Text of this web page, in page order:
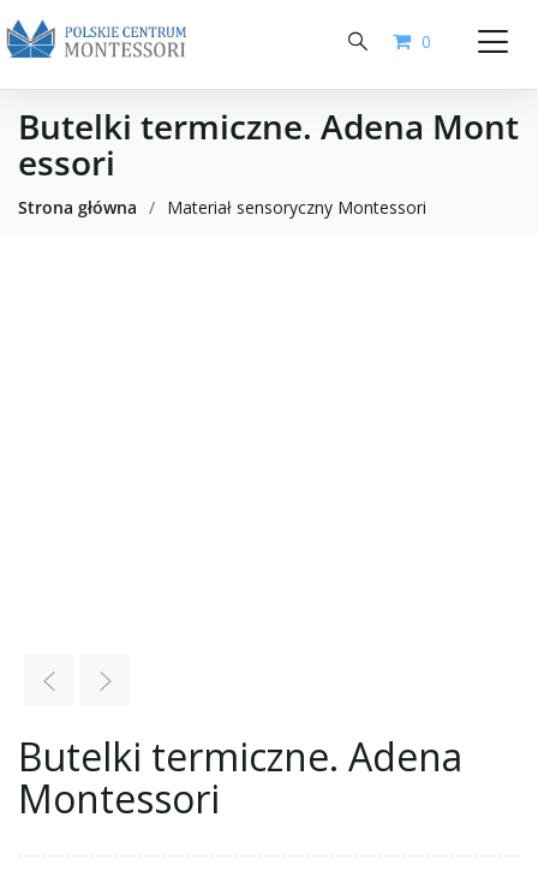
0
Butelki termiczne. Adena Mont
essori
Strona główna / Materiał sensoryczny Montessori
Butelki termiczne. Adena
Montessori